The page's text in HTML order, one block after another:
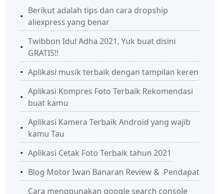
Berikut adalah tips dan cara dropship
aliexpress yang benar
Twibbon Idul Adha 2021, Yuk buat disini
GRATIS!!
Aplikasi musik terbaik dengan tampilan keren
Aplikasi Kompres Foto Terbaik Rekomendasi
buat kamu
Aplikasi Kamera Terbaik Android yang wajib
kamu Tau
Aplikasi Cetak Foto Terbaik tahun 2021
Blog Motor Iwan Banaran Review & Pendapat
Cara menggunakan google search console